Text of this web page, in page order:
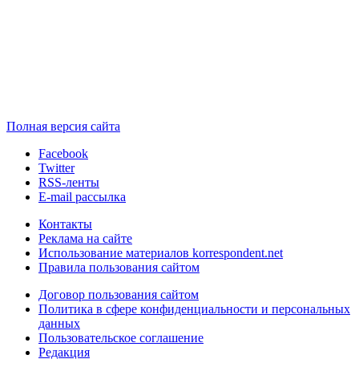
Полная версия сайта
Facebook
Twitter
RSS-ленты
E-mail рассылка
Контакты
Реклама на сайте
Использование материалов korrespondent.net
Правила пользования сайтом
Договор пользования сайтом
Политика в сфере конфиденциальности и персональных
данных
Пользовательское соглашение
Редакция